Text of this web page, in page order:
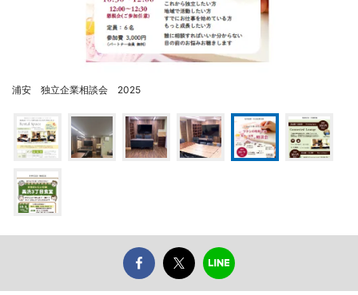
浦安 独立企業相談会 2025